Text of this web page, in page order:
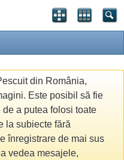
din România,
Este posibil să fie
a putea folosi toate
la subiecte fără
înregistrare de mai sus
vedea mesajele,